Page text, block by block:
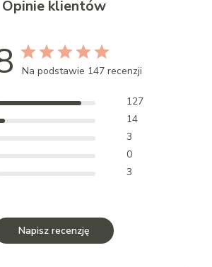
Opinie klientów
Na podstawie 147 recenzji
127
14
3
0
3
Napisz recenzję